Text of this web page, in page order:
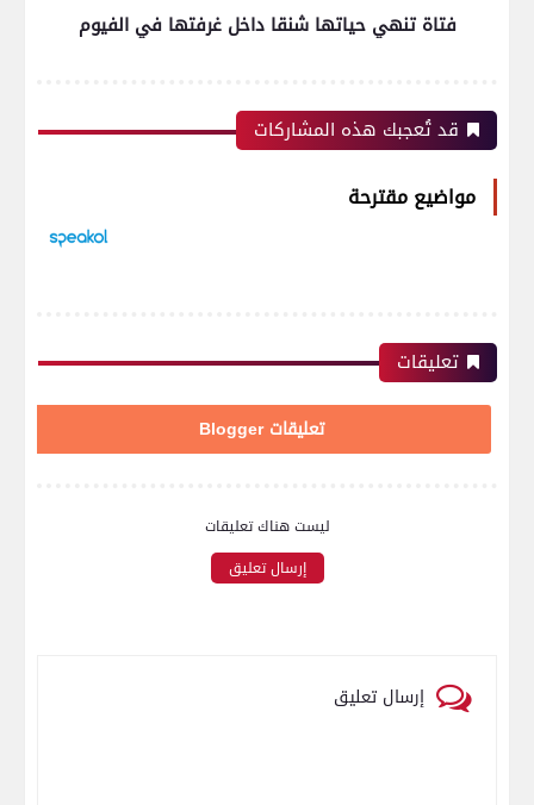
فتاة تنهي حياتها شنقا داخل غرفتها في الفيوم
قد تُعجبك هذه المشاركات
مواضيع مقترحة
تعليقات
تعليقات Blogger
ليست هناك تعليقات
إرسال تعليق
إرسال تعليق